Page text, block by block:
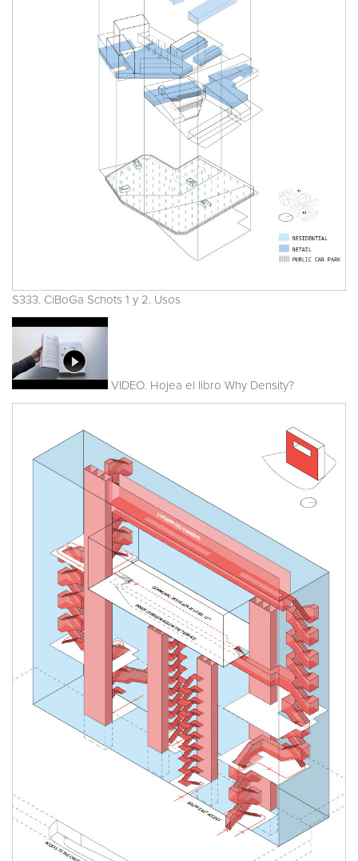
S333. CiBoGa Schots 1 y 2. Usos
VIDEO. Hojea el libro Why Density?